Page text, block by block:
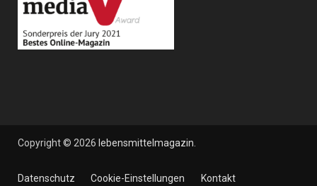
Copyright © 2026 lebensmittelmagazin
Datenschutz Cookie-Einstellungen Kontakt